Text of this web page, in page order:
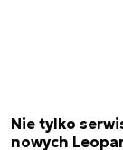
Nie tylko
nowych